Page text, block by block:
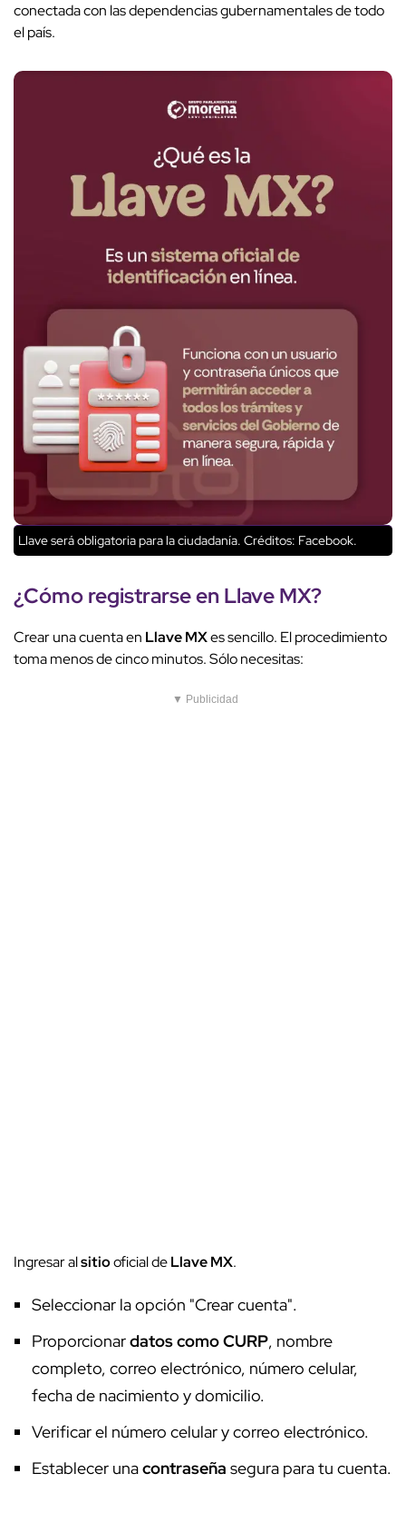
conectada con las dependencias gubernamentales de todo
el país.
Llave será obligatoria para la ciudadanía. Créditos: Facebook.
¿Cómo registrarse en Llave MX?
Crear una cuenta en Llave MXes sencillo. El procedimiento
toma menos de cinco minutos. Sólo necesitas:
▼ Publicidad
Ingresar alsitiooficial deLlave MX.
Seleccionar la opción "Crear cuenta".
Proporcionardatos como CURP, nombre
completo, correo electrónico, número celular,
fecha de nacimiento y domicilio.
Verificar el número celular y correo electrónico.
Establecer unacontraseña segura para tu cuenta.